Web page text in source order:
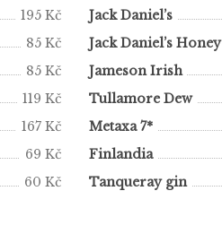
195 Kč
85 Kč
85 Kč
119 Kč
167 Kč
69 Kč
60 Kč
Jack Daniel’s
Jack Daniel’s Honey
Jameson Irish
Tullamore Dew
Metaxa 7*
Finlandia
Tanqueray gin